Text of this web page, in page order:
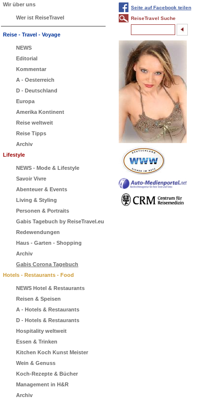
Wir über uns
Wer ist ReiseTravel
Reise - Travel - Voyage
NEWS
Editorial
Kommentar
A - Oesterreich
D - Deutschland
Europa
Amerika Kontinent
Reise weltweit
Reise Tipps
Archiv
Lifestyle
NEWS - Mode & Lifestyle
Savoir Vivre
Abenteuer & Events
Living & Styling
Personen & Portraits
Gabis Tagebuch by ReiseTravel.eu
Redewendungen
Haus - Garten - Shopping
Archiv
Gabis Corona Tagebuch
Hotels - Restaurants - Food
NEWS Hotel & Restaurants
Reisen & Speisen
A - Hotels & Restaurants
D - Hotels & Restaurants
Hospitality weltweit
Essen & Trinken
Kitchen Koch Kunst Meister
Wein & Genuss
Koch-Rezepte & Bücher
Management in H&R
Archiv
Seite auf Facebook teilen
ReiseTravel Suche